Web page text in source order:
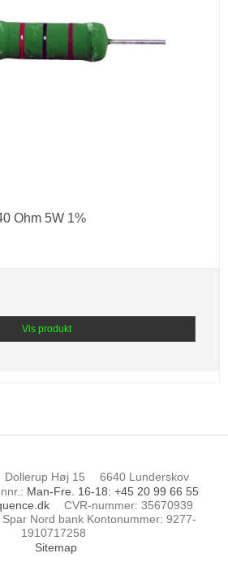
Ohm 5W 1%
Vis produkt
Dollerup Høj 15
6640 Lunderskov
: Man-Fre. 16-18: +45 20 99 66 55
CVR-nummer: 35670939
Spar Nord bank Kontonummer: 9277-
1910717258
Sitemap